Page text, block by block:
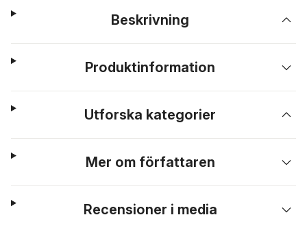
Beskrivning
Produktinformation
Utforska kategorier
Mer om författaren
Recensioner i media